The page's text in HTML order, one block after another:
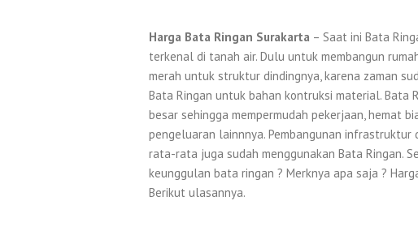
Harga Bata Ringan Surakarta – Saat ini Bata
terkenal di tanah air. Dulu untuk membangun
merah untuk struktur dindingnya, karena zaman
Bata Ringan untuk bahan kontruksi material. Bata
besar sehingga mempermudah pekerjaan, hemat
pengeluaran lainnnya. Pembangunan infrastruktur
rata-rata juga sudah menggunakan Bata Ringan.
keunggulan bata ringan ? Merknya apa saja ?
Berikut ulasannya.